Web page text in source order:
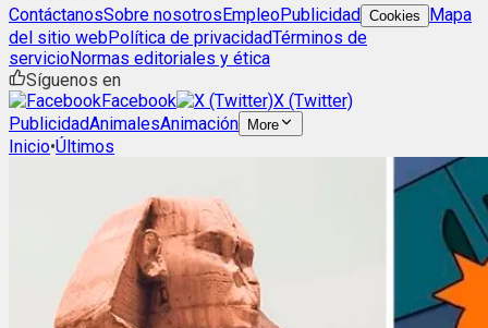
ContáctanosSobre nosotrosEmpleoPublicidad Cookies
Mapa
del sitio webPolítica de privacidadTérminos de
servicioNormas editoriales y ética
Síguenos en
Facebook
X (Twitter)
PublicidadAnimalesAnimación More
Inicio•Últimos